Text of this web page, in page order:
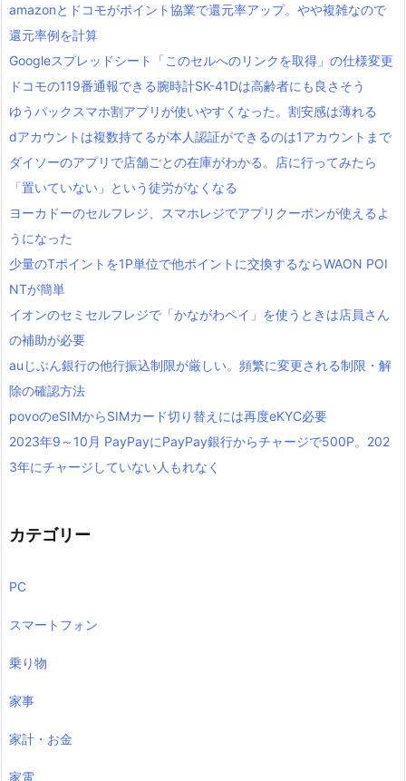
amazonとドコモがポイント協業で還元率アップ。やや複雑なので
還元率例を計算
Googleスプレッドシート「このセルへのリンクを取得」の仕様変更
ドコモの119番通報できる腕時計SK-41Dは高齢者にも良さそう
ゆうパックスマホ割アプリが使いやすくなった。割安感は薄れる
dアカウントは複数持てるが本人認証ができるのは1アカウントまで
ダイソーのアプリで店舗ごとの在庫がわかる。店に行ってみたら
「置いていない」という徒労がなくなる
ヨーカドーのセルフレジ、スマホレジでアプリクーポンが使えるよ
うになった
少量のTポイントを1P単位で他ポイントに交換するならWAON POI
NTが簡単
イオンのセミセルフレジで「かながわペイ」を使うときは店員さん
の補助が必要
auじぶん銀行の他行振込制限が厳しい。頻繁に変更される制限・解
除の確認方法
povoのeSIMからSIMカード切り替えには再度eKYC必要
2023年9～10月 PayPayにPayPay銀行からチャージで500P。202
3年にチャージしていない人もれなく
カテゴリー
PC
スマートフォン
乗り物
家事
家計・お金
家電